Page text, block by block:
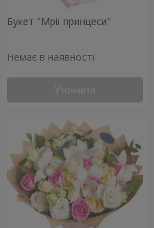
Букет "Мрії принцеси"
Немає в наявності
Уточнити